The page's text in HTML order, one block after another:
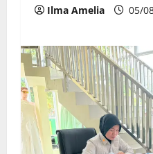
Ilma Amelia 05/